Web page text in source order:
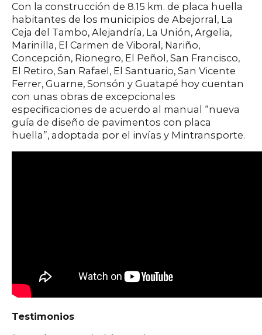
Con la construcción de 8.15 km. de placa huella
habitantes de los municipios de Abejorral, La
Ceja del Tambo, Alejandría, La Unión, Argelia,
Marinilla, El Carmen de Viboral, Nariño,
Concepción, Rionegro, El Peñol, San Francisco,
El Retiro, San Rafael, El Santuario, San Vicente
Ferrer, Guarne, Sonsón y Guatapé hoy cuentan
con unas obras de excepcionales
especificaciones de acuerdo al manual “nueva
guía de diseño de pavimentos con placa
huella”, adoptada por el invías y Mintransporte.
Testimonios